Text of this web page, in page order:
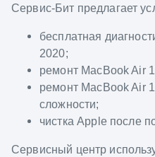
Сервис-Бит предлагает
бесплатная
2020;
ремонт MacBook Air
ремонт MacBook Air
сложности;
чистка Apple после
Сервисный центр